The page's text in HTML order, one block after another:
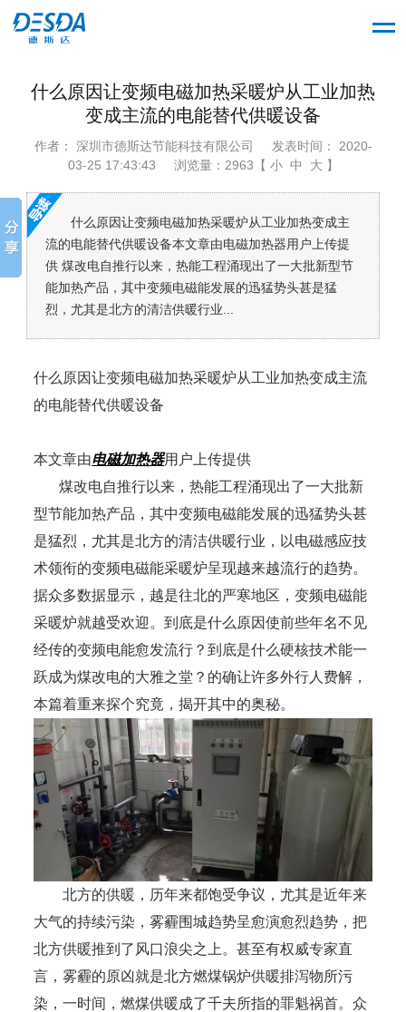
什么原因让变频电磁加热采暖炉从工业加热
变成主流的电能替代供暖设备
作者： 深圳市德斯达节能科技有限公司
发表时间： 2020-
03-25 17:43:43
浏览量：2963【 小 中 大 】
什么原因让变频电磁加热采暖炉从工业加热变成主
流的电能替代供暖设备本文章由电磁加热器用户上传提
供 煤改电自推行以来，热能工程涌现出了一大批新型节
能加热产品，其中变频电磁能发展的迅猛势头甚是猛
烈，尤其是北方的清洁供暖行业...
什么原因让变频电磁加热采暖炉从工业加热变成主流
的电能替代供暖设备
本文章由电磁加热器用户上传提供
煤改电自推行以来，热能工程涌现出了一大批新
型节能加热产品，其中变频电磁能发展的迅猛势头甚
是猛烈，尤其是北方的清洁供暖行业，以电磁感应技
术领衔的变频电磁能采暖炉呈现越来越流行的趋势。
据众多数据显示，越是往北的严寒地区，变频电磁能
采暖炉就越受欢迎。到底是什么原因使前些年名不见
经传的变频电能愈发流行？到底是什么硬核技术能一
跃成为煤改电的大雅之堂？的确让许多外行人费解，
本篇着重来探个究竟，揭开其中的奥秘。
北方的供暖，历年来都饱受争议，尤其是近年来
大气的持续污染，雾霾围城趋势呈愈演愈烈趋势，把
北方供暖推到了风口浪尖之上。甚至有权威专家直
言，雾霾的原凶就是北方燃煤锅炉供暖排泻物所污
染，一时间，燃煤供暖成了千夫所指的罪魁祸首。众